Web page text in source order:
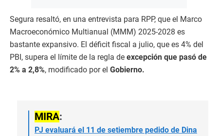
Segura resaltó, en una entrevista para RPP, que el Marco
Macroeconómico Multianual (MMM) 2025-2028 es
bastante expansivo. El déficit fiscal a julio, que es 4% del
PBI, supera el límite de la regla de excepción que pasó de
2% a 2,8%, modificado por el Gobierno.
MIRA:
PJ evaluará el 11 de setiembre pedido de Dina